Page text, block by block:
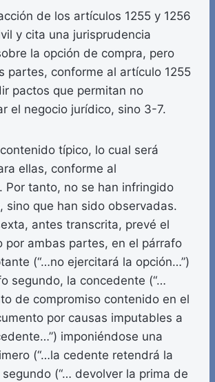
de los artículos 1255 y 1256
y cita una jurisprudencia
la opción de compra, pero
partes, conforme al artículo 1255
pactos que permitan no
el negocio jurídico, sino 3-7.
típico, lo cual será
ellas, conforme al
Por tanto, no se han infringido
sino que han sido observadas.
antes transcrita, prevé el
por ambas partes, en el párrafo
(“…no ejercitará la opción…”)
segundo, la concedente (“…
de compromiso contenido en el
por causas imputables a
imponiéndose una
(“…la cedente retendrá la
(“… devolver la prima de